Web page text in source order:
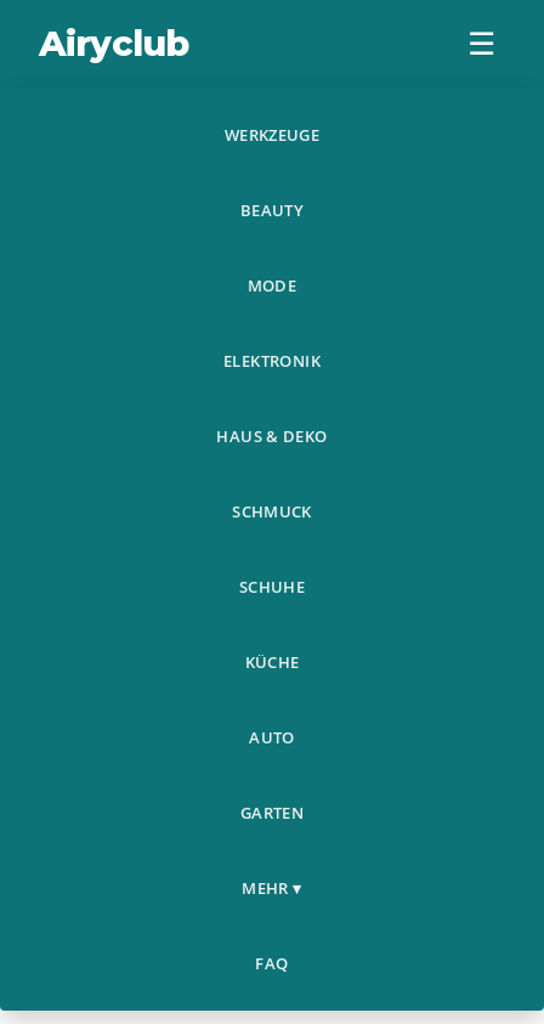
Airyclub ☰
WERKZEUGE
BEAUTY
MODE
ELEKTRONIK
HAUS & DEKO
SCHMUCK
SCHUHE
KÜCHE
AUTO
GARTEN
MEHR ▾
FAQ
Abdominal
Training Muscles
Muscle Tra
Ems Muscle Tra
Smart Lazy Abdominal Training Muscles Trainer